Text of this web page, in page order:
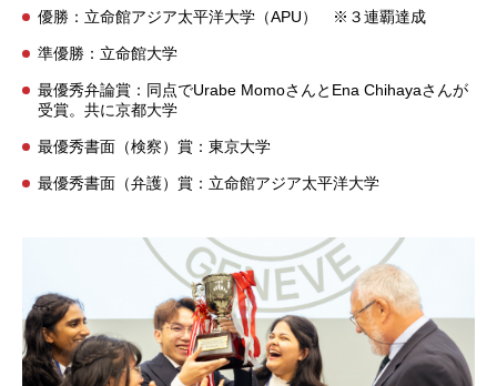
優勝：立命館アジア太平洋大学（APU） ※３連覇達成
準優勝：立命館大学
最優秀弁論賞：同点でUrabe MomoさんとEna Chihayaさんが
受賞。共に京都大学
最優秀書面（検察）賞：東京大学
最優秀書面（弁護）賞：立命館アジア太平洋大学